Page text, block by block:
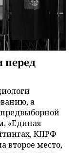
перед
а
предвыборной
«Единая
КПРФ
второе место,